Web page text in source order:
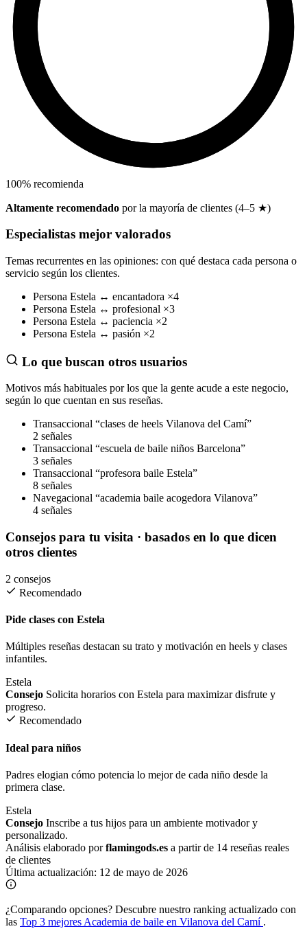
100% recomienda
Altamente recomendado por la mayoría de clientes (4–5 ★)
Especialistas mejor valorados
Temas recurrentes en las opiniones: con qué destaca cada persona o
servicio según los clientes.
Persona Estela ↔ encantadora ×4
Persona Estela ↔ profesional ×3
Persona Estela ↔ paciencia ×2
Persona Estela ↔ pasión ×2
Lo que buscan otros usuarios
Motivos más habituales por los que la gente acude a este negocio,
según lo que cuentan en sus reseñas.
Transaccional “clases de heels Vilanova del Camí”
2 señales
Transaccional “escuela de baile niños Barcelona”
3 señales
Transaccional “profesora baile Estela”
8 señales
Navegacional “academia baile acogedora Vilanova”
4 señales
Consejos para tu visita · basados en lo que dicen
otros clientes
2 consejos
Recomendado
Pide clases con Estela
Múltiples reseñas destacan su trato y motivación en heels y clases
infantiles.
Estela
Consejo Solicita horarios con Estela para maximizar disfrute y
progreso.
Recomendado
Ideal para niños
Padres elogian cómo potencia lo mejor de cada niño desde la
primera clase.
Estela
Consejo Inscribe a tus hijos para un ambiente motivador y
personalizado.
Análisis elaborado porflamingods.es a partir de 14 reseñas reales
de clientes
Última actualización: 12 de mayo de 2026
¿Comparando opciones? Descubre nuestro ranking actualizado con
las Top 3 mejores Academia de baile en Vilanova del Camí .